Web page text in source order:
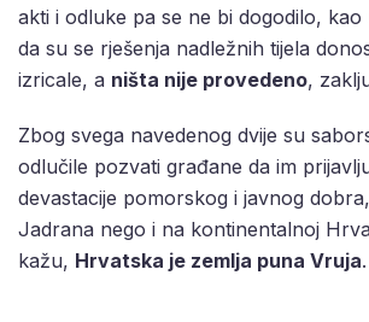
akti i odluke pa se ne bi dogodilo,
da su se rješenja nadležnih tijela
izricale, a ništa nije provedeno,
Zbog svega navedenog dvije su
odlučile pozvati građane da im
devastacije pomorskog i javnog
Jadrana nego i na kontinentalnoj
kažu, Hrvatska je zemlja puna Vruja.